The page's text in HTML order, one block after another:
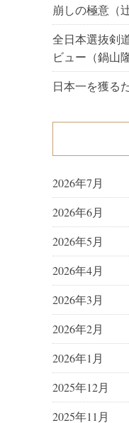
崩しの極意（
全日本選抜剣
ビュー（鍋山
日本一を獲る
2026年7月
2026年6月
2026年5月
2026年4月
2026年3月
2026年2月
2026年1月
2025年12月
2025年11月